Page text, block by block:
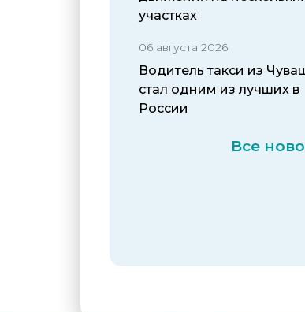
участках
06 августа 2026
Водитель такси из
стал одним из лучших в
России
Все